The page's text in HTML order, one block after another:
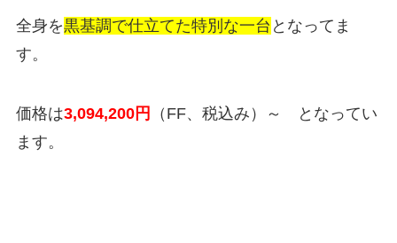
全身を黒基調で仕立てた特別な一台 となってま
す。
価格は3,094,200円
（FF、税込み）～ となってい
ます。